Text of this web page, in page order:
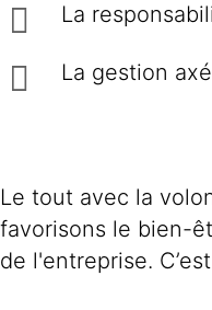
La
La gestion
Le tout avec la
favorisons le bien-
de l'entreprise.